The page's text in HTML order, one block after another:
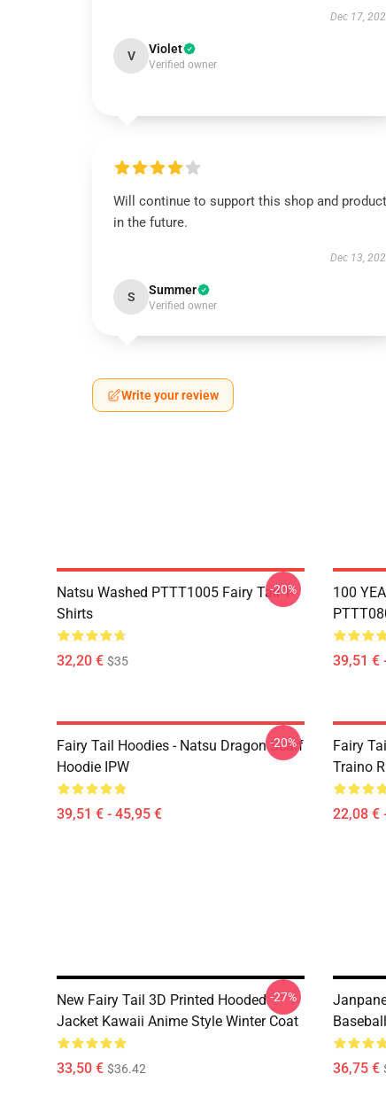
Dec 17,
V Violet
Verified owner
Will continue to support this shop and product
in the future.
Dec 13,
S Summer
Verified owner
Write your review
Natsu Washed PTTT1005 Fairy Tail T-
Shirts
32,20 € $35
-20%
100
39,51 €
Fairy Tail Hoodies - Natsu Dragon Scarf
Hoodie IPW
39,51 € - 45,95 €
-20%
Fairy
Traino
22,08 €
New Fairy Tail 3D Printed Hooded
Jacket Kawaii Anime Style Winter Coat
33,50 € $36.42
-27%
36,75 €